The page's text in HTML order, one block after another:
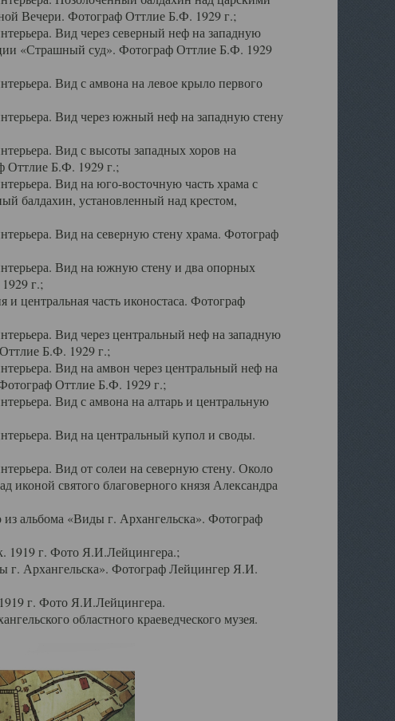
Вечери. Фотограф Оттлие Б.Ф. 1929 г.;
Вид через северный неф на западную
«Страшный суд». Фотограф Оттлие Б.Ф. 1929
Вид с амвона на левое крыло первого
Вид через южный неф на западную стену
Вид с высоты западных хоров на
Оттлие Б.Ф. 1929 г.;
Вид на юго-восточную часть храма с
балдахин, установленный над крестом,
Вид на северную стену храма. Фотограф
Вид на южную стену и два опорных
г.;
центральная часть иконостаса. Фотограф
Вид через центральный неф на западную
Б.Ф. 1929 г.;
Вид на амвон через центральный неф на
Оттлие Б.Ф. 1929 г.;
Вид с амвона на алтарь и центральную
Вид на центральный купол и своды.
Вид от солеи на северную стену. Около
святого благоверного князя Александра
альбома «Виды г. Архангельска». Фотограф
1919 г. Фото Я.И.Лейцингера.;
Архангельска». Фотограф Лейцингер Я.И.
г. Фото Я.И.Лейцингера.
областного краеведческого музея.